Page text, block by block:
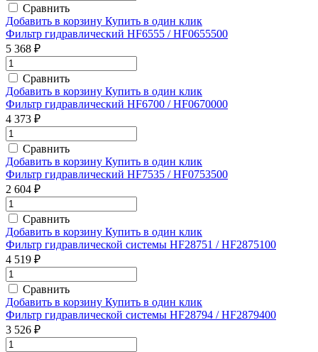
Сравнить
Добавить в корзину Купить в один клик
Фильтр гидравлический HF6555 / HF0655500
5 368 ₽
Сравнить
Добавить в корзину Купить в один клик
Фильтр гидравлический HF6700 / HF0670000
4 373 ₽
Сравнить
Добавить в корзину Купить в один клик
Фильтр гидравлический HF7535 / HF0753500
2 604 ₽
Сравнить
Добавить в корзину Купить в один клик
Фильтр гидравлической системы HF28751 / HF2875100
4 519 ₽
Сравнить
Добавить в корзину Купить в один клик
Фильтр гидравлической системы HF28794 / HF2879400
3 526 ₽